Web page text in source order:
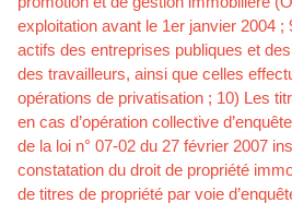
exploitation avant le 1er janvier 2004
actifs des entreprises publiques et
des travailleurs, ainsi que celles
opérations de privatisation ; 10) Les
en cas d’opération collective
de la loi n° 07-02 du 27 février 2007
constatation du droit de propriété
de titres de propriété par voie